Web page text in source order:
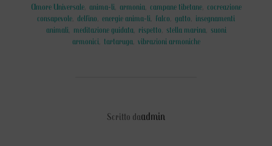
Amore Universale, anima-li armonia campane tibetane, cocreazione
consapevole delfino energie anima-li falco gatto insegnamenti
animali meditazione guidata rispetto stella marina suoni
armonici tartaruga vibrazioni armoniche
AUTORE DELL'ARTICOLO
Scritto daadmin